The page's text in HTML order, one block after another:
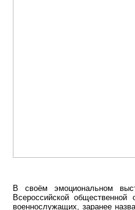
В своём эмоциональном
Всероссийской общественной
военнослужащих, заранее